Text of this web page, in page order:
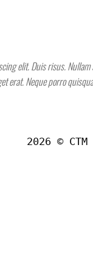
elit. Duis risus.
erat. Neque porro
2026 ©